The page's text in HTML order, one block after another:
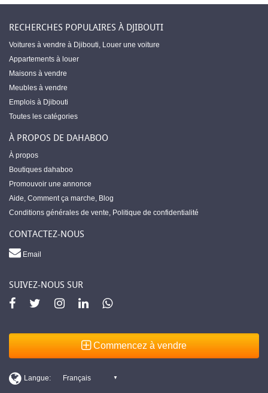
RECHERCHES POPULAIRES À DJIBOUTI
Voitures à vendre à Djibouti, Louer une voiture
Appartements à louer
Maisons à vendre
Meubles à vendre
Emplois à Djibouti
Toutes les catégories
À PROPOS DE DAHABOO
À propos
Boutiques dahaboo
Promouvoir une annonce
Aide, Comment ça marche, Blog
Conditions générales de vente, Politique de confidentialité
CONTACTEZ-NOUS
Email
SUIVEZ-NOUS SUR
Commencez à vendre